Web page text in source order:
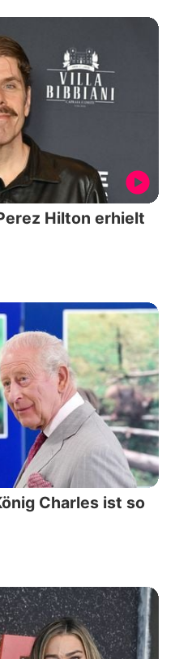
Hilton erhielt
Charles ist so